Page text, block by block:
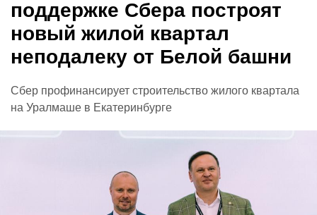
поддержке Сбера построят
новый жилой квартал
неподалеку от Белой башни
Сбер профинансирует строительство жилого квартала
на Уралмаше в Екатеринбурге